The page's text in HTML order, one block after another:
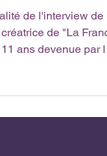
FLAM
de l'interview de